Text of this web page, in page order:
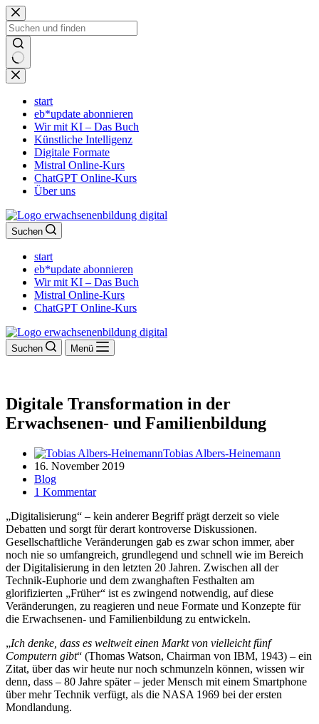
Zum
Inhalt
springen
Keine
Ergebnisse
start
eb*update abonnieren
Wir mit KI – Das Buch
Künstliche Intelligenz
Digitale Formate
Mistral Online-Kurs
ChatGPT Online-Kurs
Über uns
Suchen
start
eb*update abonnieren
Wir mit KI – Das Buch
Mistral Online-Kurs
ChatGPT Online-Kurs
Suchen Menü
Digitale Transformation in der
Erwachsenen- und Familienbildung
Tobias Albers-Heinemann
16. November 2019
Blog
1 Kommentar
„Digitalisierung“ – kein anderer Begriff prägt derzeit so viele
Debatten und sorgt für derart kontroverse Diskussionen.
Gesellschaftliche Veränderungen gab es zwar schon immer, aber
noch nie so umfangreich, grundlegend und schnell wie im Bereich
der Digitalisierung in den letzten 20 Jahren. Zwischen all der
Technik-Euphorie und dem zwanghaften Festhalten am
glorifizierten „Früher“ ist es zwingend notwendig, auf diese
Veränderungen, zu reagieren und neue Formate und Konzepte für
die Erwachsenen- und Familienbildung zu entwickeln.
„Ich denke, dass es weltweit einen Markt von vielleicht fünf
Computern gibt“ (Thomas Watson, Chairman von IBM, 1943) – ein
Zitat, über das wir heute nur noch schmunzeln können, wissen wir
denn, dass – 80 Jahre später – jeder Mensch mit einem Smartphone
über mehr Technik verfügt, als die NASA 1969 bei der ersten
Mondlandung.